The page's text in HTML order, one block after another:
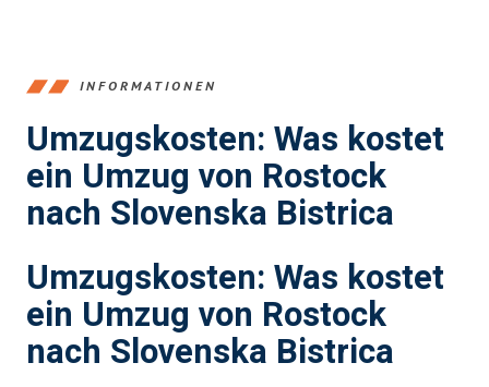
INFORMATIONEN
Umzugskosten: Was kostet
ein Umzug von Rostock
nach Slovenska Bistrica
Umzugskosten: Was kostet
ein Umzug von Rostock
nach Slovenska Bistrica